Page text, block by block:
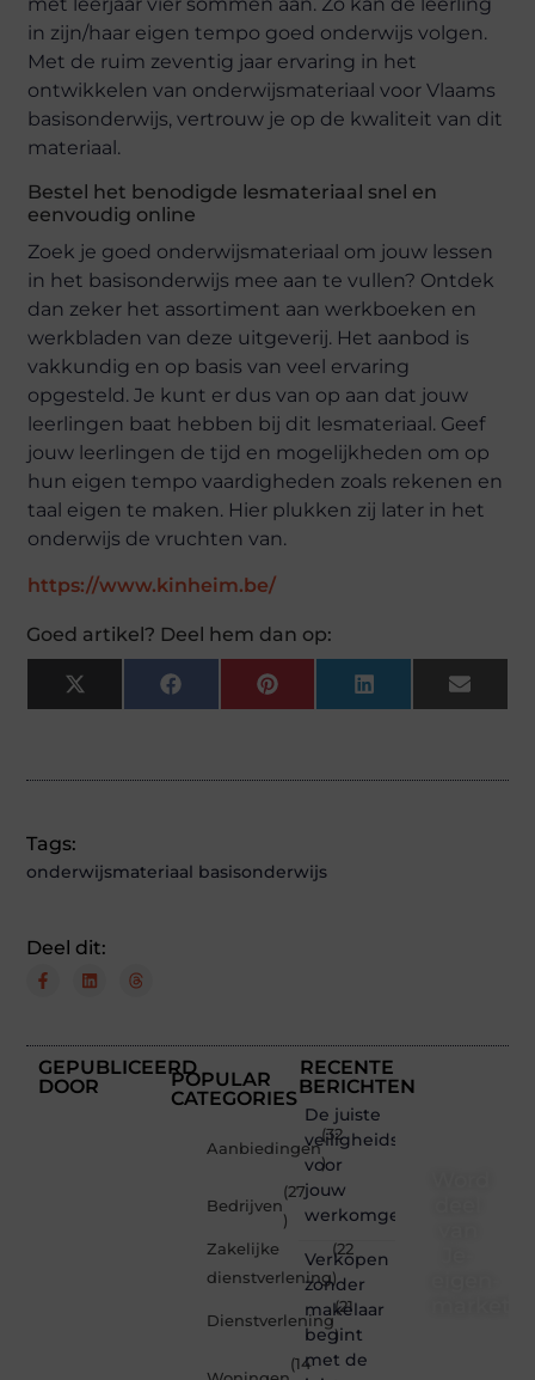
in zijn/haar eigen tempo goed onderwijs volgen.
Met de ruim zeventig jaar ervaring in het
ontwikkelen van onderwijsmateriaal voor Vlaams
basisonderwijs, vertrouw je op de kwaliteit van dit
materiaal.
Bestel het benodigde lesmateriaal snel en
eenvoudig online
Zoek je goed onderwijsmateriaal om jouw lessen
in het basisonderwijs mee aan te vullen? Ontdek
dan zeker het assortiment aan werkboeken en
werkbladen van deze uitgeverij. Het aanbod is
vakkundig en op basis van veel ervaring
opgesteld. Je kunt er dus van op aan dat jouw
leerlingen baat hebben bij dit lesmateriaal. Geef
jouw leerlingen de tijd en mogelijkheden om op
hun eigen tempo vaardigheden zoals rekenen en
taal eigen te maken. Hier plukken zij later in het
onderwijs de vruchten van.
https://www.kinheim.be/
Goed artikel? Deel hem dan op:
X
(Twitter)
FacebookPinterestLinkedInEmail
Tags:
onderwijsmateriaal basisonderwijs
Deel dit:
GEPUBLICEERD
DOOR
POPULAR
CATEGORIES
Aanbiedingen
(32
)
Bedrijven
(27
)
Zakelijke
dienstverlening
(22
)
Dienstverlening
(21
)
(14
RECENTE
BERICHTEN
De juiste
veiligheidsschoenen
voor
jouw
werkomgeving
Verkopen
zonder
makelaar
begint
met de